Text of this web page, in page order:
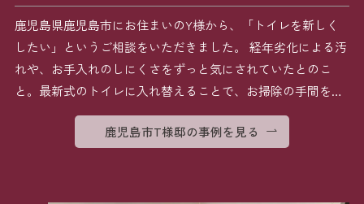
鹿児島県鹿児島市にお住まいのY様から、「トイレを新しく
したい」というご相談をいただきました。 経年劣化による汚
れや、お手入れのしにくさをずっと気にされていたとのこ
と。最新式のトイレに入れ替えることで、お掃除の手間を減
鹿児島市T様邸の事例を見る